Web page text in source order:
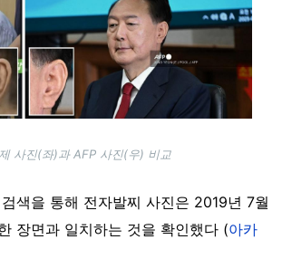
사진(좌)과 AFP 사진(우) 비교
색을 통해 전자발찌 사진은 2019년 7월
장면과 일치하는 것을 확인했다 (아카